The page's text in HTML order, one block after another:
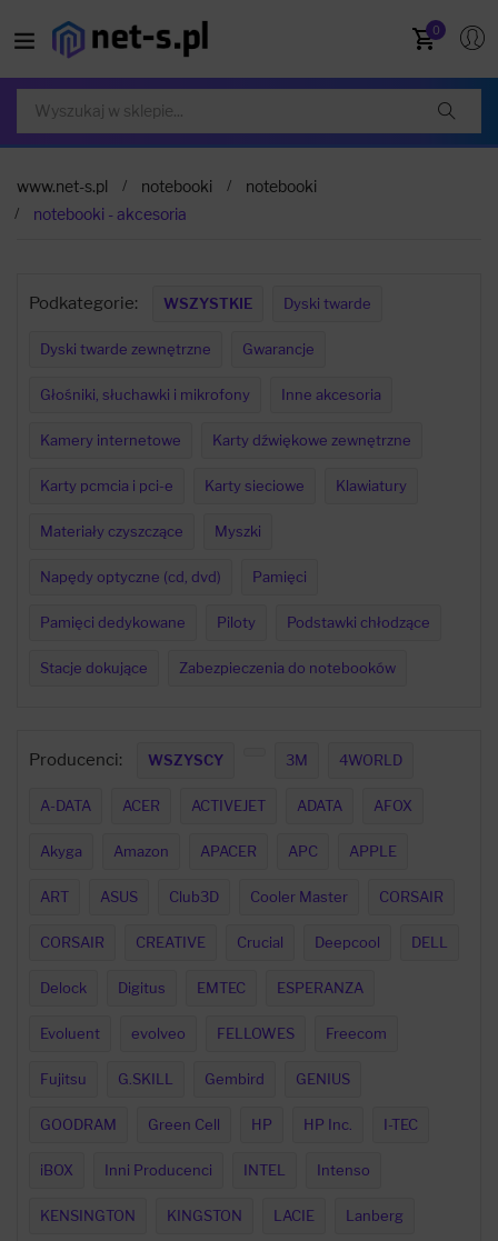
0
www.net-s.pl notebooki
notebooki
notebooki - akcesoria
Podkategorie: WSZYSTKIE Dyski twarde
Dyski twarde zewnętrzne Gwarancje
Głośniki, słuchawki i mikrofony Inne akcesoria
Kamery internetowe Karty dźwiękowe zewnętrzne
Karty pcmcia i pci-e Karty sieciowe Klawiatury
Materiały czyszczące Myszki
Napędy optyczne (cd, dvd) Pamięci
Pamięci dedykowane Piloty Podstawki chłodzące
Stacje dokujące Zabezpieczenia do notebooków
Producenci: WSZYSCY 3M 4WORLD
A-DATA ACER ACTIVEJET ADATA AFOX
Akyga Amazon APACER APC APPLE
ART ASUS Club3D Cooler Master CORSAIR
CORSAIR CREATIVE Crucial Deepcool DELL
Delock Digitus EMTEC ESPERANZA
Evoluent evolveo FELLOWES Freecom
Fujitsu G.SKILL Gembird GENIUS
GOODRAM Green Cell HP HP Inc. I-TEC
iBOX Inni Producenci INTEL Intenso
KENSINGTON KINGSTON LACIE Lanberg